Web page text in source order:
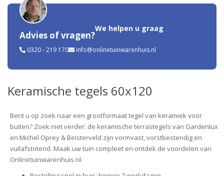
Advies of vragen?
We helpen u graag
0320 - 219 170 info@onlinetuinwarenhuis.nl
Keramische tegels 60x120
Bent u op zoek naar een grootformaat tegel van keramiek voor
buiten? Zoek niet verder: de keramische terrastegels van Gardenlux
en Michel Oprey & Beisterveld zijn vormvast, vorstbestendig en
vuilafstotend. Maak uw tuin compleet en ontdek de voordelen van
Onlinetuinwarenhuis.nl: